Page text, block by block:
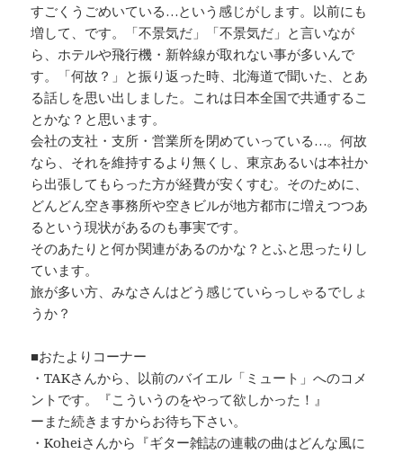
すごくうごめいている…という感じがします。以前にも
増して、です。「不景気だ」「不景気だ」と言いなが
ら、ホテルや飛行機・新幹線が取れない事が多いんで
す。「何故？」と振り返った時、北海道で聞いた、とあ
る話しを思い出しました。これは日本全国で共通するこ
とかな？と思います。
会社の支社・支所・営業所を閉めていっている…。何故
なら、それを維持するより無くし、東京あるいは本社か
ら出張してもらった方が経費が安くすむ。そのために、
どんどん空き事務所や空きビルが地方都市に増えつつあ
るという現状があるのも事実です。
そのあたりと何か関連があるのかな？とふと思ったりし
ています。
旅が多い方、みなさんはどう感じていらっしゃるでしょ
うか？
■おたよりコーナー
・TAKさんから、以前のバイエル「ミュート」へのコメ
ントです。『こういうのをやって欲しかった！』
ーまた続きますからお待ち下さい。
・Koheiさんから『ギター雑誌の連載の曲はどんな風に